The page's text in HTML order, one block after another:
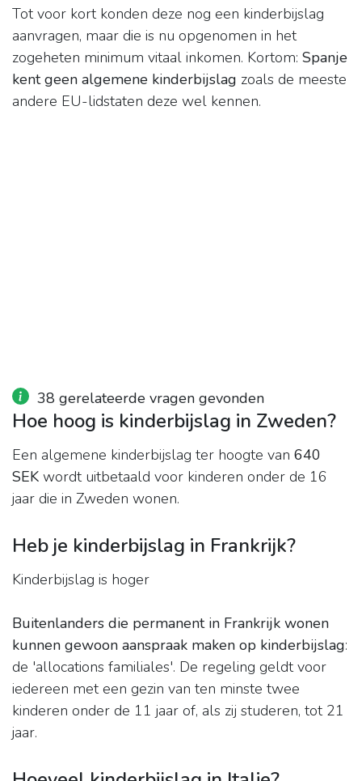
Tot voor kort konden deze nog een kinderbijslag
aanvragen, maar die is nu opgenomen in het
zogeheten minimum vitaal inkomen. Kortom: Spanje
kent geen algemene kinderbijslag zoals de meeste
andere EU-lidstaten deze wel kennen.
38 gerelateerde vragen gevonden
Hoe hoog is kinderbijslag in Zweden?
Een algemene kinderbijslag ter hoogte van 640
SEK wordt uitbetaald voor kinderen onder de 16
jaar die in Zweden wonen.
Heb je kinderbijslag in Frankrijk?
Kinderbijslag is hoger
Buitenlanders die permanent in Frankrijk wonen
kunnen gewoon aanspraak maken op kinderbijslag:
de 'allocations familiales'. De regeling geldt voor
iedereen met een gezin van ten minste twee
kinderen onder de 11 jaar of, als zij studeren, tot 21
jaar.